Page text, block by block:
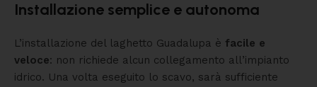
Installazione semplice e autonoma
L’installazione del laghetto Guadalupa è facile e
veloce: non richiede alcun collegamento all’impianto
idrico. Una volta eseguito lo scavo, sarà sufficiente